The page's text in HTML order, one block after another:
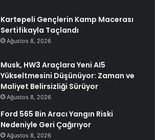
Kartepeli Gençlerin Kamp Macerası
Sertifikayla Taçlandı
Ağustos 8, 2026
Musk, HW3 Araçlara Yeni AI5
Yükseltmesini Düşünüyor: Zaman ve
Maliyet Belirsizliği Sürüyor
Ağustos 8, 2026
Ford 565 Bin Aracı Yangın Riski
Nedeniyle Geri Çağırıyor
Ağustos 8, 2026